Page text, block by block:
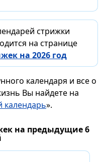
стрижки
на странице
на 2026 год
календаря и все о
Вы найдете на
календарь».
на предыдущие 6